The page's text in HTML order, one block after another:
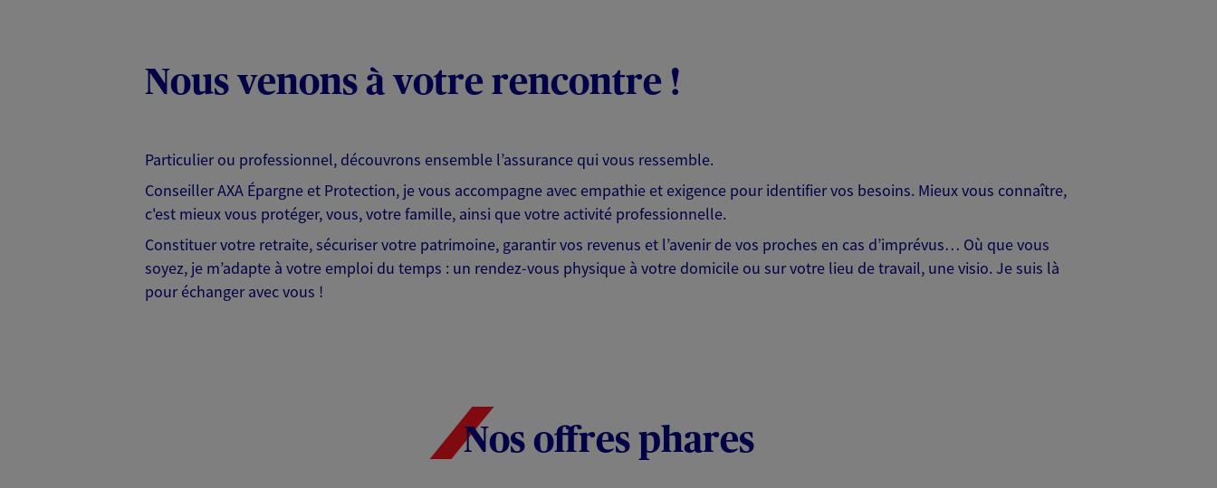
Nous venons à votre rencontre !
Particulier ou professionnel, découvrons ensemble l’assurance qui vous ressemble.
Conseiller AXA Épargne et Protection, je vous accompagne avec empathie et exigence pour identifier vos besoins. Mieux vous connaître,
c'est mieux vous protéger, vous, votre famille, ainsi que votre activité professionnelle.
Constituer votre retraite, sécuriser votre patrimoine, garantir vos revenus et l’avenir de vos proches en cas d’imprévus… Où que vous
soyez, je m’adapte à votre emploi du temps : un rendez-vous physique à votre domicile ou sur votre lieu de travail, une visio. Je suis là
pour échanger avec vous !
Nos offres phares